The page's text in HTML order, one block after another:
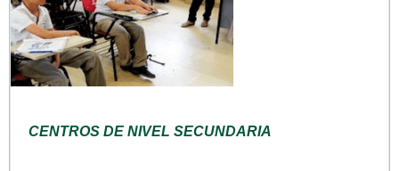
CENTROS DE NIVEL SECUNDARIA